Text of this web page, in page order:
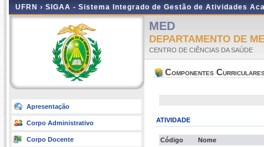
UFRN › SIGAA - Sistema Integrado de Gestão de Atividades
Apresentação
Corpo Administrativo
Corpo Docente
MED
DEPARTAMENTO DE
CENTRO DE CIÊNCIAS DA SAÚDE
Componentes
ATIVIDADE
Código Nome